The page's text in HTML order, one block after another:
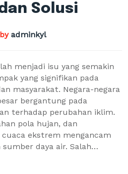
Solusi
by adminkyl
menjadi isu yang semakin
yang signifikan pada
masyarakat. Negara-negara
bergantung pada
terhadap perubahan iklim.
pola hujan, dan
ekstrem mengancam
daya air. Salah…